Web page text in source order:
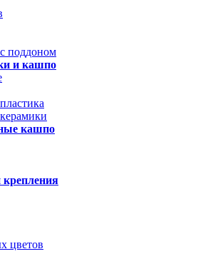
поддоном
и кашпо
кашпо
цветов